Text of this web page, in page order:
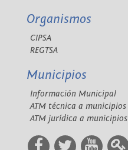
Organismos
CIPSA
REGTSA
Municipios
Información Municipal
ATM técnica a municipios
ATM jurídica a municipios